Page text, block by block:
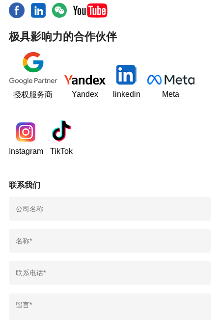
极具影响力的合作伙伴
授权服务商 Yandex linkedin Meta
Instagram TikTok
联系我们